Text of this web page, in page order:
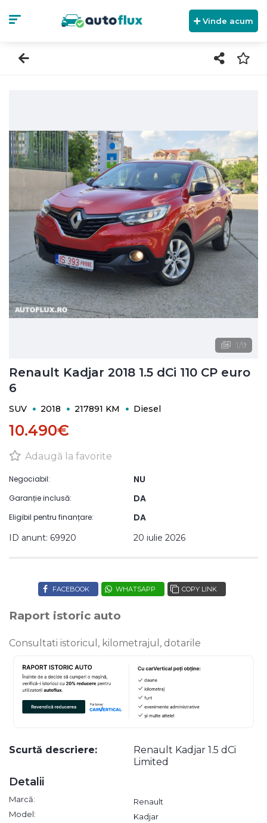
Vinde acum
1/9
Renault Kadjar 2018 1.5 dCi 110 CP euro
6
SUV 2018 217891 KM Diesel
10.490€
Adaugă la favorite
Negociabil: NU
Garanție inclusă: DA
Eligibil pentru finanțare: DA
ID anunt: 69920 20 iulie 2026
FACEBOOK WHATSAPP COPY LINK
Raport istoric auto
Consultati istoricul, kilometrajul, dotarile
Scurtă descriere:
Renault Kadjar 1.5 dCi
Limited
Detalii
Marcă:
Renault
Model:
Kadjar